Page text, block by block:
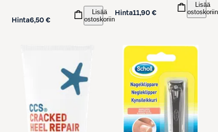
Hinta6,50 €
Lisää
ostoskoriin
Hinta11,90 €
Lisää
ostoskoriin